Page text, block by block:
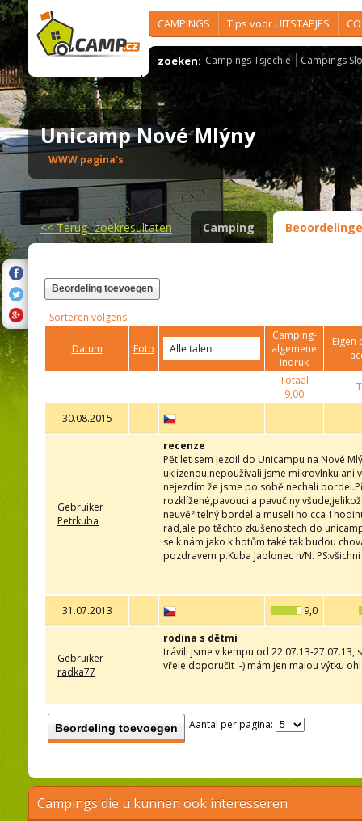
CAMPINGS Tips voor UITSTAPJES
zoeken: Campings Tsjechië Campings
Unicamp Nové Mlýny
WWW pagina's
<<Terug- zoekresultaten Camping
Beordeling toevoegen
Sorteren volgens
Datum Foto
Camping-
algemene
indruk
Eigen
Totaal
9,00
30.08.2015
Gebruiker
Petrkuba
recenze
Pět let sem jezdil do Unicampu na Nové
uklizenou,nepoužívali jsme mikrovlnku ani
nejezdím že jsme po sobě nechali
rozklížené,pavouci a pavučiny
neuvěřitelný bordel a museli ho cca
rád,ale po těchto zkušenostech do
se k nám jako k hotům také tak budou
pozdravem p.Kuba Jablonec n/N.
31.07.2013 9,0
Gebruiker
radka77
rodina s dětmi
trávili jsme v kempu od 22.07.13-
vřele doporučit :-) mám jen malou výtku
Beordeling toevoegen Aantal per pagina:
Campings die u kunnen ook interesseren